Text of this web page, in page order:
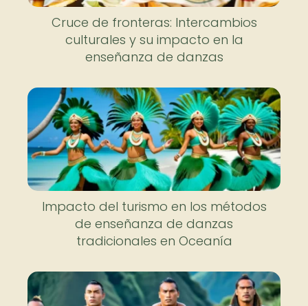
Cruce de fronteras: Intercambios
culturales y su impacto en la
enseñanza de danzas
Impacto del turismo en los métodos
de enseñanza de danzas
tradicionales en Oceanía